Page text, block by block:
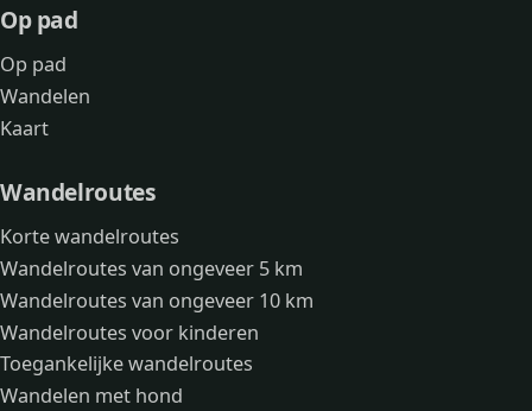
Op pad
Op pad
Wandelen
Kaart
Wandelroutes
Korte wandelroutes
Wandelroutes van ongeveer 5 km
Wandelroutes van ongeveer 10 km
Wandelroutes voor kinderen
Toegankelijke wandelroutes
Wandelen met hond